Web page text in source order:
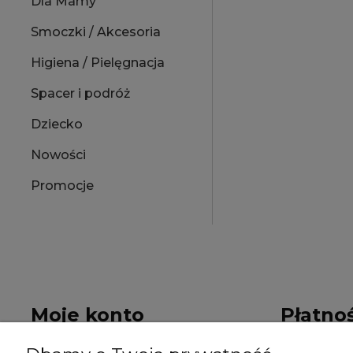
Smoczki / Akcesoria
Higiena / Pielęgnacja
Spacer i podróż
Dziecko
Nowości
Promocje
Moje konto